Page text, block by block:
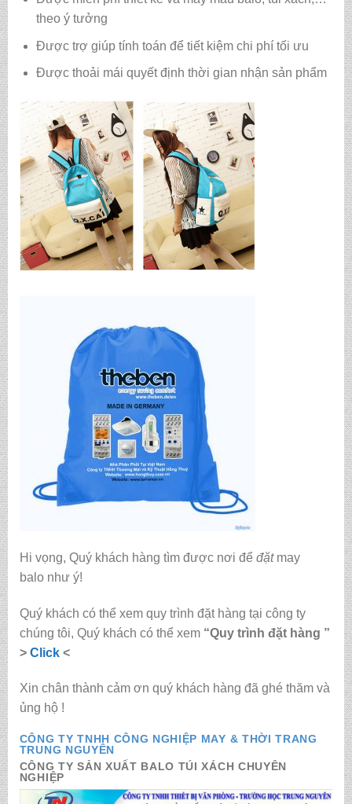
theo ý tưởng
Được trợ giúp tính toán để tiết kiệm chi phí tối ưu
Được thoải mái quyết định thời gian nhận sản phẩm
Hi vọng, Quý khách hàng tìm được nơi để đặt may
balo như ý!
Quý khách có thể xem quy trình đặt hàng tại công ty
chúng tôi, Quý khách có thể xem“Quy trình đặt hàng ”
> Click<
Xin chân thành cảm ơn quý khách hàng đã ghé thăm và
ủng hộ !
CÔNG TY TNHH CÔNG NGHIỆP MAY & THỜI TRANG
TRUNG NGUYÊN
CÔNG TY SẢN XUẤT BALO TÚI XÁCH CHUYÊN
NGHIỆP